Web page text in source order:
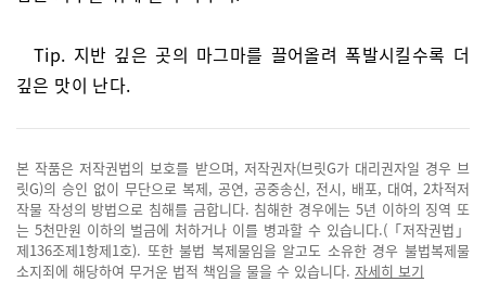
Tip. 지반 깊은 곳의 마그마를 끌어올려 폭발시킬수록 더
깊은 맛이 난다.
본 작품은 저작권법의 보호를 받으며, 저작권자(브릿G가 대리권자일 경우 브
릿G)의 승인 없이 무단으로 복제, 공연, 공중송신, 전시, 배포, 대여, 2차적저
작물 작성의 방법으로 침해를 금합니다. 침해한 경우에는 5년 이하의 징역 또
는 5천만원 이하의 벌금에 처하거나 이를 병과할 수 있습니다.(「저작권법」
제136조제1항제1호). 또한 불법 복제물임을 알고도 소유한 경우 불법복제물
소지죄에 해당하여 무거운 법적 책임을 물을 수 있습니다. 자세히 보기